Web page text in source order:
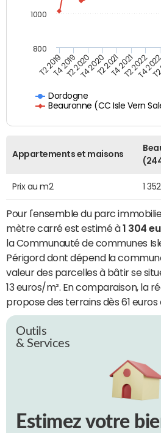
Dordogne
Beauronne (CC Isle Vern
T2 2019T4 2019T2 2020T4 2020T2 2021T4 2021T2 2022
T4
800
1000
Appartements et maisons
Prix au m2 1
Pour l'ensemble du parc
mètre carré est estimé à1 304
la Communauté de communes
Périgord dont dépend la
valeur des parcelles à bâtir se
13 euros/m². En comparaison, la
propose des terrains dès 61 euros
Outils
& Services
Estimez votre